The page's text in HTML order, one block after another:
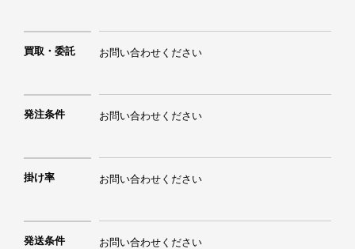
買取・委託 お問い合わせください
発注条件 お問い合わせください
掛け率 お問い合わせください
発送条件 お問い合わせください